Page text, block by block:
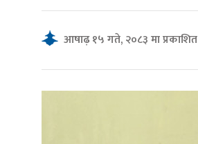
आषाढ़ १५ गते, २०८३ मा प्रकाशित